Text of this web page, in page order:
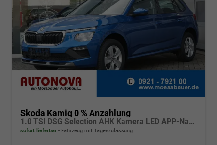
Skoda Kamiq 0 % Anzahlung
1.0 TSI DSG Selection AHK Kamera LED APP-Navi Sitzheizung
sofort lieferbar Fahrzeug mit Tageszulassung